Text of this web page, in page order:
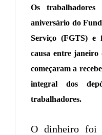
Os
aniversário do
Serviço (FGTS) e
causa entre janeiro
começaram a
integral dos
trabalhadores.
O dinheiro foi